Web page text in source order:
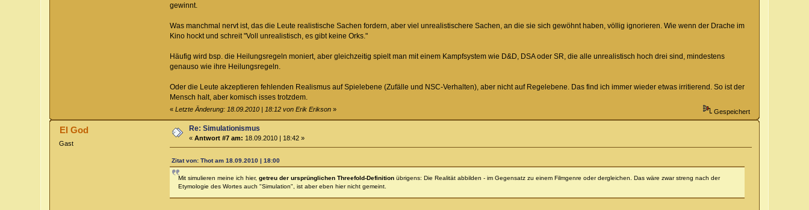
gewinnt.
Was manchmal nervt ist, das die Leute realistische Sachen fordern, aber viel unrealistischere Sachen, an die sie sich gewöhnt haben, völlig ignorieren. Wie wenn der Drache im
Kino hockt und schreit "Voll unrealistisch, es gibt keine Orks."
Häufig wird bsp. die Heilungsregeln moniert, aber gleichzeitig spielt man mit einem Kampfsystem wie D&D, DSA oder SR, die alle unrealistisch hoch drei sind, mindestens
genauso wie ihre Heilungsregeln.
Oder die Leute akzeptieren fehlenden Realismus auf Spielebene (Zufälle und NSC-Verhalten), aber nicht auf Regelebene. Das find ich immer wieder etwas irritierend. So ist der
Mensch halt, aber komisch isses trotzdem.
« Letzte Änderung: 18.09.2010 | 18:12 von Erik Erikson» Gespeichert
El God
Gast
Re: Simulationismus
«Antwort #7 am: 18.09.2010 | 18:42 »
Zitat von: Thot am 18.09.2010 | 18:00
Mit simulieren meine ich hier, getreu der ursprünglichen Threefold-Definitionübrigens: Die Realität abbilden - im Gegensatz zu einem Filmgenre oder dergleichen. Das wäre zwar streng nach der
Etymologie des Wortes auch "Simulation", ist aber eben hier nicht gemeint.